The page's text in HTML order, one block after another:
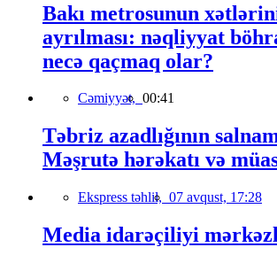
Bakı metrosunun
ayrılması: nəqliyyat
necə qaçmaq olar?
Cəmiyyət, 00:41
Təbriz azadlığının
Məşrutə hərəkatı və
Ekspress təhlil, 07 avqust, 17:28
Media idarəçiliyi